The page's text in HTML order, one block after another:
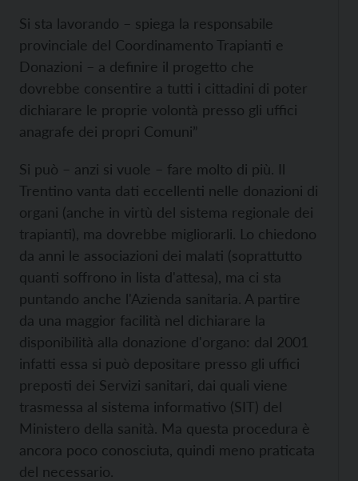
Si sta lavorando – spiega la responsabile
provinciale del Coordinamento Trapianti e
Donazioni – a definire il progetto che
dovrebbe consentire a tutti i cittadini di poter
dichiarare le proprie volontà presso gli uffici
anagrafe dei propri Comuni”
Si può – anzi si vuole – fare molto di più. Il
Trentino vanta dati eccellenti nelle donazioni di
organi (anche in virtù del sistema regionale dei
trapianti), ma dovrebbe migliorarli. Lo chiedono
da anni le associazioni dei malati (soprattutto
quanti soffrono in lista d'attesa), ma ci sta
puntando anche l'Azienda sanitaria. A partire
da una maggior facilità nel dichiarare la
disponibilità alla donazione d'organo: dal 2001
infatti essa si può depositare presso gli uffici
preposti dei Servizi sanitari, dai quali viene
trasmessa al sistema informativo (SIT) del
Ministero della sanità. Ma questa procedura è
ancora poco conosciuta, quindi meno praticata
del necessario.